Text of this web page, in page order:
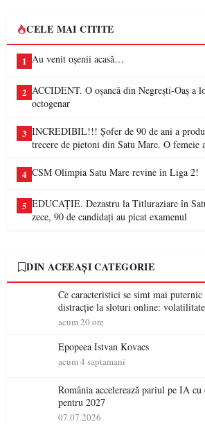
CELE MAI CITITE
1 Au venit oșenii acasă…
2 ACCIDENT. O oșancă din Negrești-Oaș a
octogenar
3 INCREDIBIL!!! Șofer de 90 de ani a
trecere de pietoni din Satu Mare. O femeie
4 CSM Olimpia Satu Mare revine în Liga 2!
5 EDUCAȚIE. Dezastru la Titluraziare în
zece, 90 de candidați au picat examenul
DIN ACEEAȘI CATEGORIE
Ce caracteristici se simt mai puternic
distracție la sloturi online:
acum 20 ore
Epopeea Istvan Kovacs
acum 4 saptamani
România accelerează pariul pe IA
pentru 2027
07.07.2026